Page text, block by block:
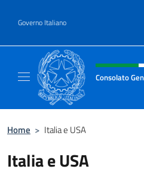
Governo Italiano
Intestazione sito,
Consolato
Home > Italia e USA
Italia e USA